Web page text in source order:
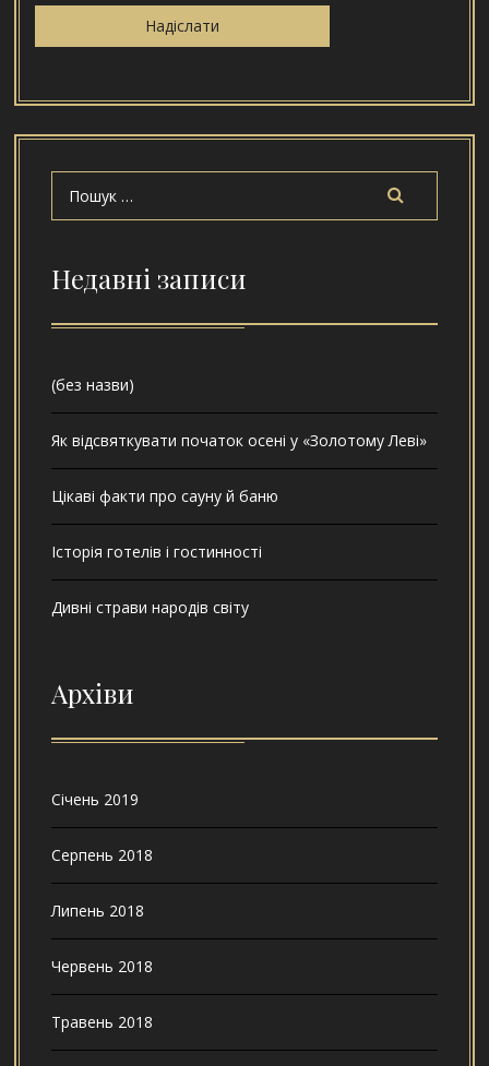
Недавні записи
(без назви)
Як відсвяткувати початок осені у «Золотому Леві»
Цікаві факти про сауну й баню
Історія готелів і гостинності
Дивні страви народів світу
Архіви
Січень 2019
Серпень 2018
Липень 2018
Червень 2018
Травень 2018